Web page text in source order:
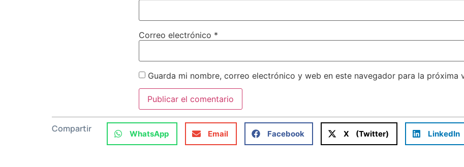
Correo electrónico *
Guarda mi nombre, correo electrónico y web en este navegador para la próxima
Compartir WhatsApp Email Facebook X (Twitter) LinkedIn